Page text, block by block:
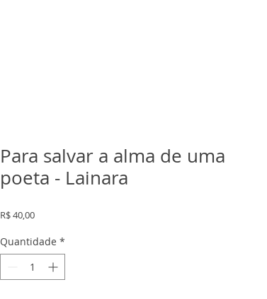
Para salvar a alma de uma
poeta - Lainara
R$ 40,00Preço
Quantidade *